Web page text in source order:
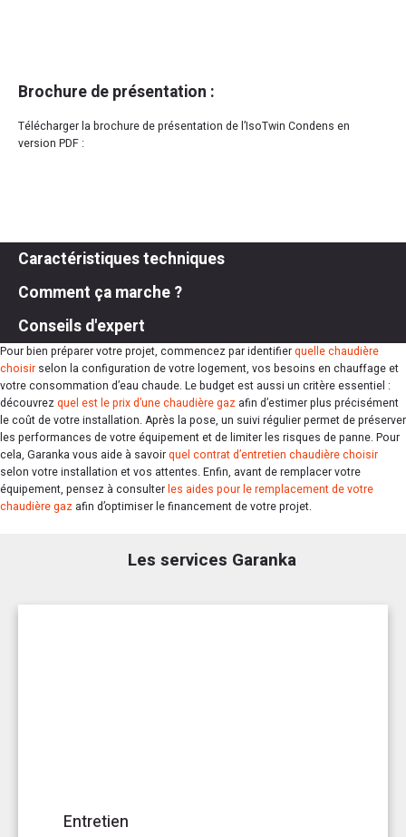
Brochure de présentation :
Télécharger la brochure de présentation de l’IsoTwin Condens en
version PDF :
Caractéristiques techniques
Comment ça marche ?
Conseils d'expert
Pour bien préparer votre projet, commencez par identifierquelle chaudière
choisir selon la configuration de votre logement, vos besoins en chauffage et
votre consommation d’eau chaude. Le budget est aussi un critère essentiel :
découvrezquel est le prix d’une chaudière gaz afin d’estimer plus précisément
le coût de votre installation. Après la pose, un suivi régulier permet de préserver
les performances de votre équipement et de limiter les risques de panne. Pour
cela, Garanka vous aide à savoirquel contrat d’entretien chaudière choisir
selon votre installation et vos attentes. Enfin, avant de remplacer votre
équipement, pensez à consulterles aides pour le remplacement de votre
chaudière gaz afin d’optimiser le financement de votre projet.
Les services Garanka
Entretien